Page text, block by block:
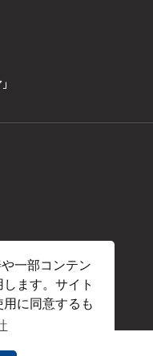
一部コンテン
ます。サイト
に同意するも
reserved.